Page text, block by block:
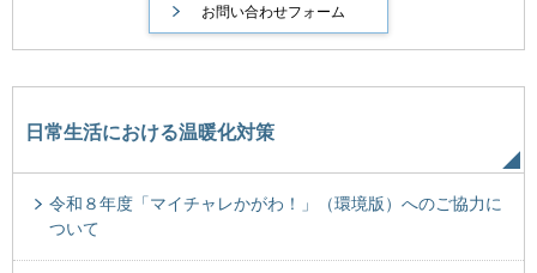
日常生活における温暖化対策
令和８年度「マイチャレかがわ！」（環境版）へのご協力に
ついて